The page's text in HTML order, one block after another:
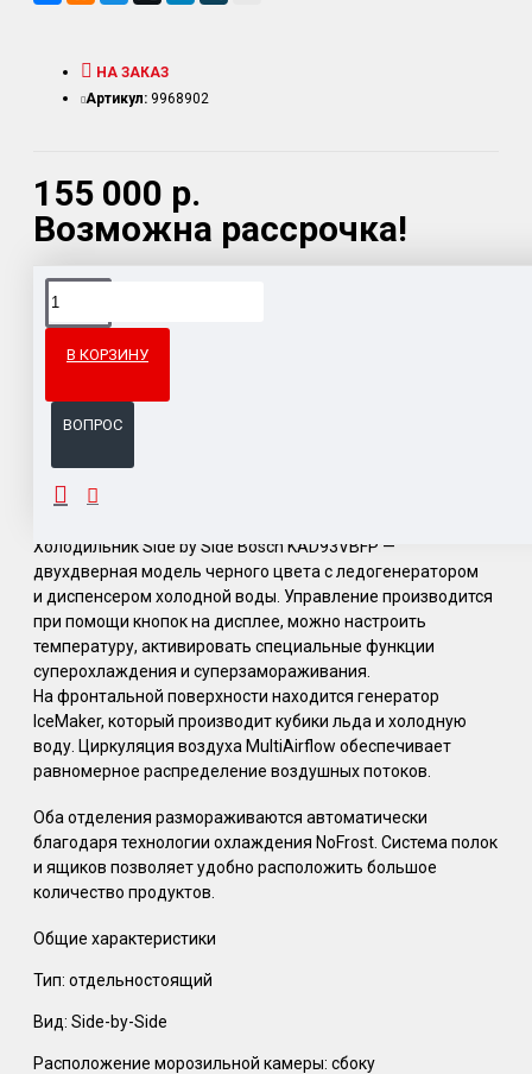
155 000 р.
Возможна рассрочка!
НА ЗАКАЗ
Артикул: 9968902
В КОРЗИНУ
ВОПРОС
Доставка товара по всему Таможенному союзу.
ОПИСАНИЕ
Холодильник Side by Side Bosch KAD93VBFP —
двухдверная модель черного цвета с ледогенератором
и диспенсером холодной воды. Управление производится
при помощи кнопок на дисплее, можно настроить
температуру, активировать специальные функции
суперохлаждения и суперзамораживания.
На фронтальной поверхности находится генератор
IceMaker, который производит кубики льда и холодную
воду. Циркуляция воздуха MultiAirflow обеспечивает
равномерное распределение воздушных потоков.
Оба отделения размораживаются автоматически
благодаря технологии охлаждения NoFrost. Система полок
и ящиков позволяет удобно расположить большое
количество продуктов.
Общие характеристики
Тип: отдельностоящий
Вид: Side-by-Side
Расположение морозильной камеры: сбоку